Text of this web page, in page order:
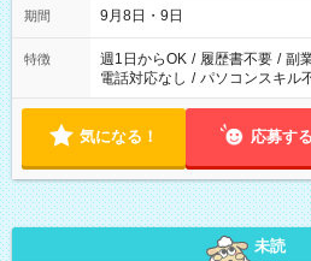
期間 9月8日・9日
特徴 週1日からOK / 履歴書不要 / 副
電話対応なし / パソコンスキル
気になる！ 応募する
未読